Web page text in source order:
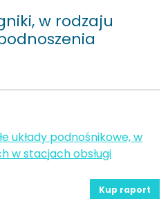
w rodzaju
układy podnośnikowe, w
w stacjach obsługi
Kup raport